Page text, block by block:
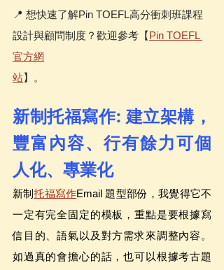
📍 想快速了解Pin TOEFL高分衝刺班課程
設計與顧問制度？歡迎參考【Pin TOEFL
官方網
站】。
新制托福寫作: 建立架構，
豐富內容、行有餘力可個
人化、專業化
新制托福寫作Email 題型部份，我覺得它不
一定有完全固定的模板，重點是要根據寫
信目的、語氣以及對方需求來調整內容。
如過真的會擔心的話，也可以根據考古題